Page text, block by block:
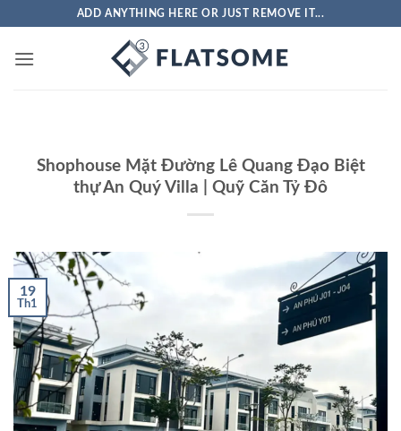
ADD ANYTHING HERE OR JUST REMOVE IT...
Shophouse Mặt Đường Lê Quang Đạo Biệt
thự An Quý Villa | Quỹ Căn Tỷ Đô
19
Th1